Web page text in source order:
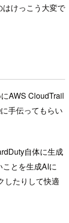
けっこう大変で
AWS CloudTrail
手伝ってもらい
自体に生成
とを生成AIに
したりして快適